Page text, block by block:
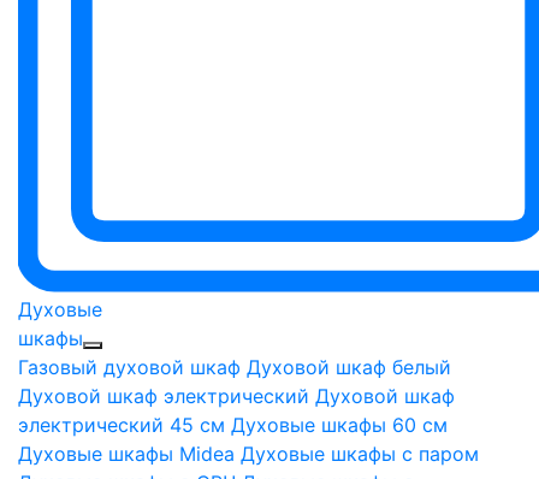
Духовые
шкафы
Газовый духовой шкаф Духовой шкаф белый
Духовой шкаф электрический Духовой шкаф
электрический 45 см Духовые шкафы 60 см
Духовые шкафы Midea Духовые шкафы с паром